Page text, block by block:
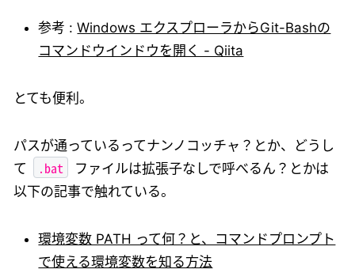
参考 :Windows エクスプローラからGit-Bashの
コマンドウインドウを開く - Qiita
とても便利。
パスが通っているってナンノコッチャ？とか、どうし
て
.bat
ファイルは拡張子なしで呼べるん？とかは
以下の記事で触れている。
環境変数 PATH って何？と、コマンドプロンプト
で使える環境変数を知る方法